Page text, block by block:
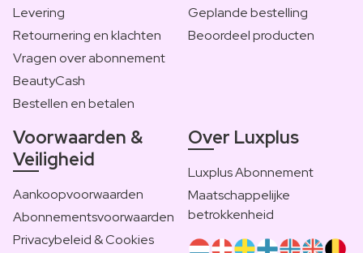
Levering
Retournering en klachten
Vragen over abonnement
BeautyCash
Bestellen en betalen
Geplande bestelling
Beoordeel producten
Voorwaarden &
Veiligheid
Aankoopvoorwaarden
Abonnementsvoorwaarden
Privacybeleid & Cookies
Over Luxplus
Luxplus Abonnement
Maatschappelijke
betrokkenheid